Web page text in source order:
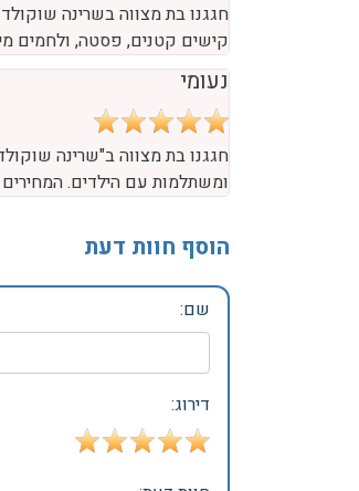
חגגנו בת מצווה בשרינה
קישים קטנים, פסטה, ולחמים
נעומי
חגגנו בת מצווה ב"שרינה
ומשתלמות עם הילדים.
הוסף חוות דעת
שם:
דירוג: